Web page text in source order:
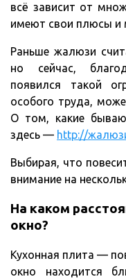
всё зависит от
имеют свои плюсы и
Раньше жалюзи
но сейчас,
появился такой
особого труда,
О том, какие
здесь — http://
Выбирая, что
внимание на
На каком
окно?
Кухонная плита —
окно находится